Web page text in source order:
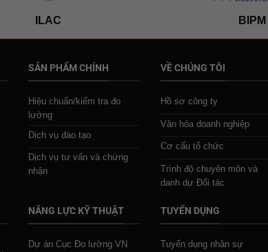
ILAC BIPM
SẢN PHẨM CHÍNH
Hiệu chuẩn/kiểm tra đo
lường
Dịch vụ đào tạo
Dịch vụ tư vấn và chứng
nhận
VỀ CHÚNG TÔI
Hồ sơ công ty
Văn hóa doanh nghiệp
Cơ cấu tổ chức
Trình độ chuyên môn và
danh dự Đối tác
NĂNG LỰC KỸ THUẬT
Dự án Cục Đo lường VN
TUYỂN DỤNG
Tuyển dụng nhân sự